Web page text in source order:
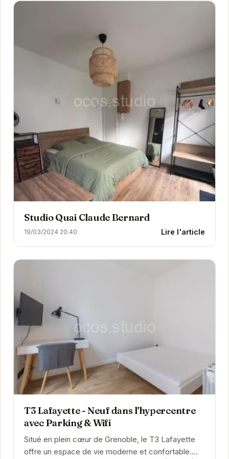
Studio Quai Claude Bernard
19/03/2024 20:40 Lire l'article
T3 Lafayette - Neuf dans l'hypercentre
avec Parking & Wifi
Situé en plein cœur de Grenoble, le T3 Lafayette
offre un espace de vie moderne et confortable.